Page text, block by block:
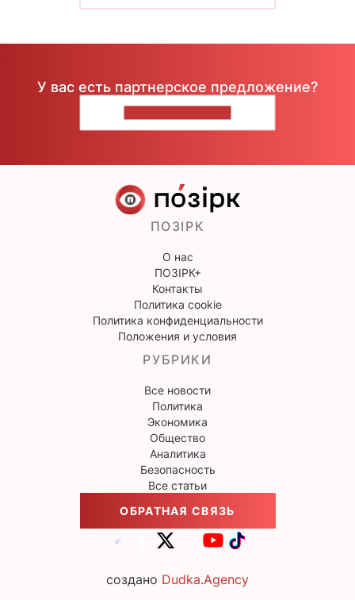
У вас есть партнерское предложение?
ПОЗІРК
О нас
ПОЗІРК+
Контакты
Политика cookie
Политика конфиденциальности
Положения и условия
РУБРИКИ
Все новости
Политика
Экономика
Общество
Аналитика
Безопасность
Все статьи
ОБРАТНАЯ СВЯЗЬ
создано Dudka.Agency